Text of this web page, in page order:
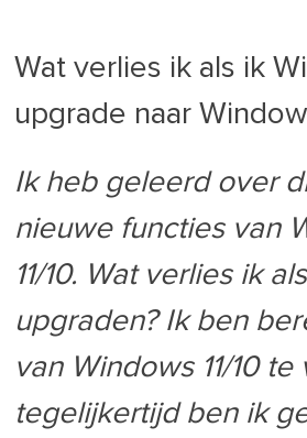
Wat verlies ik als ik
upgrade naar
Ik heb geleerd over
nieuwe functies van
11/10. Wat verlies ik
upgraden? Ik ben
van Windows 11/10
tegelijkertijd ben ik